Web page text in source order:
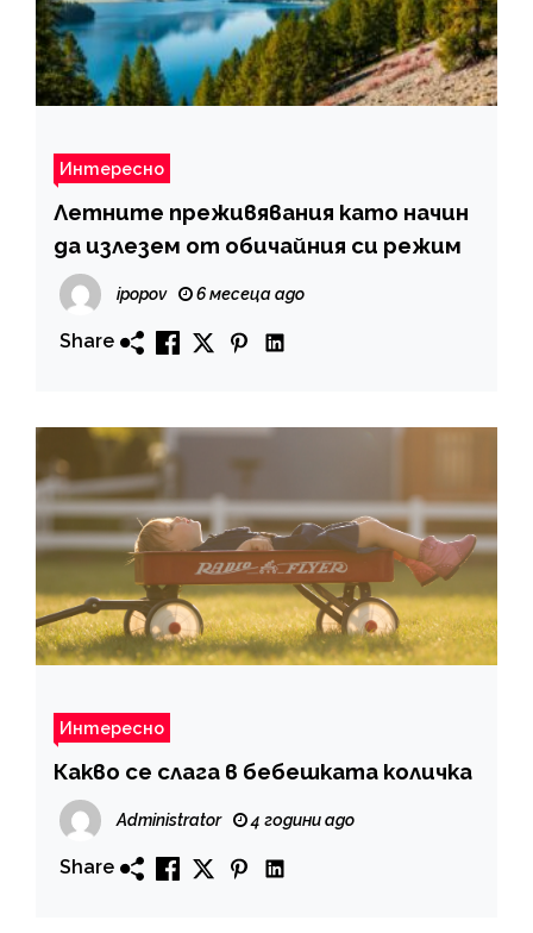
Интересно
Летните преживявания като начин
да излезем от обичайния си режим
ipopov 6 месеца ago
Share
Интересно
Какво се слага в бебешката количка
Administrator 4 години ago
Share